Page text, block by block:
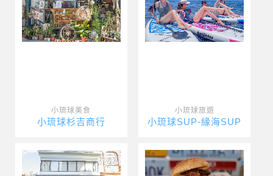
小琉球美食
小琉球杉吉商行
小琉球旅遊
小琉球SUP-緣海SUP